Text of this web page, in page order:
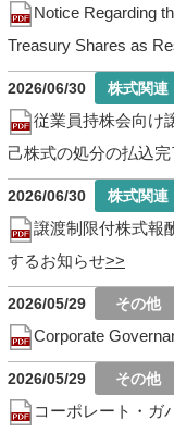
Notice Regarding
Treasury Shares as
2026/06/30
従業員持株会向け
己株式の処分の払込
2026/06/30
譲渡制限付株式報
するお知らせ
2026/05/29
Corporate
2026/05/29
コーポレート・ガ